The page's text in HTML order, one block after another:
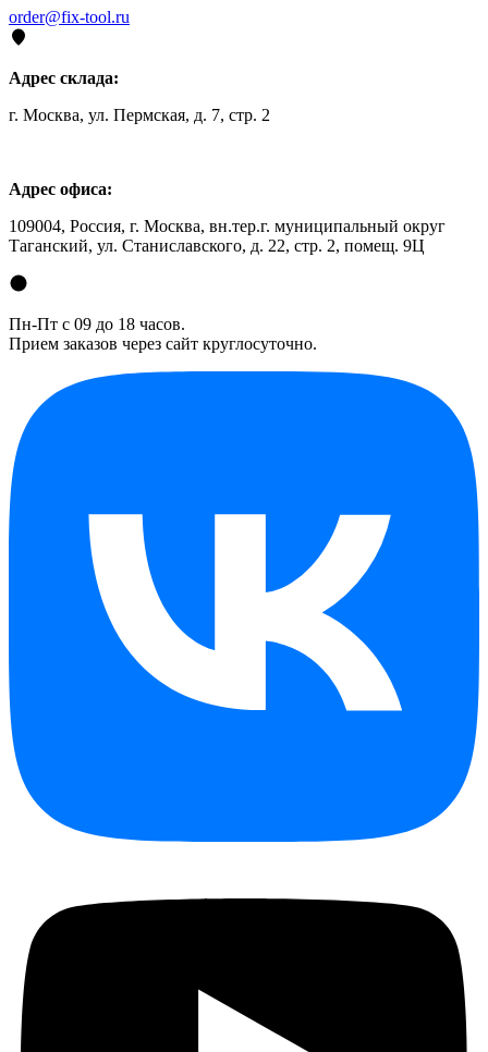
order@fix-tool.ru
Адрес склада:
г. Москва, ул. Пермская, д. 7, стр. 2
Адрес офиса:
109004, Россия, г. Москва, вн.тер.г. муниципальный округ
Таганский, ул. Станиславского, д. 22, стр. 2, помещ. 9Ц
Пн-Пт с 09 до 18 часов.
Прием заказов через сайт круглосуточно.